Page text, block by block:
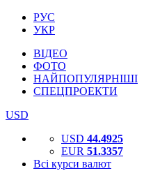
РУС
УКР
ВІДЕО
ФОТО
НАЙПОПУЛЯРНІШІ
СПЕЦПРОЕКТИ
USD
USD 44.4925
EUR 51.3357
Всі курси валют